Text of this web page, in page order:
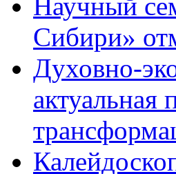
Сибири»
Духовно-
актуальная